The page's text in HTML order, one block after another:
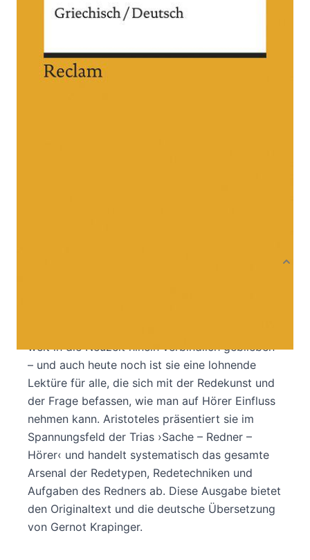
VonAristoteles
weit in die Neuzeit hinein verbindlich geblieben
– und auch heute noch ist sie eine lohnende
Lektüre für alle, die sich mit der Redekunst und
der Frage befassen, wie man auf Hörer Einfluss
nehmen kann. Aristoteles präsentiert sie im
Spannungsfeld der Trias ›Sache – Redner –
Hörer‹ und handelt systematisch das gesamte
Arsenal der Redetypen, Redetechniken und
Aufgaben des Redners ab. Diese Ausgabe bietet
den Originaltext und die deutsche Übersetzung
von Gernot Krapinger.